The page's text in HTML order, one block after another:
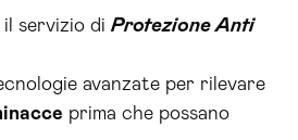
servizio di Protezione Anti
avanzate per rilevare
prima che possano